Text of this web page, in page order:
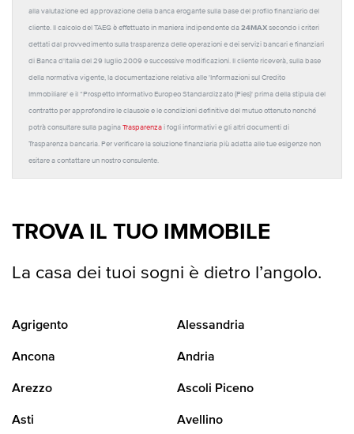
alla valutazione ed approvazione della banca erogante sulla base del profilo finanziario del
cliente. Il calcolo del TAEG è effettuato in maniera indipendente da 24MAX secondo i criteri
dettati dal provvedimento sulla trasparenza delle operazioni e dei servizi bancari e finanziari
di Banca d'Italia del 29 luglio 2009 e successive modificazioni. Il cliente riceverà, sulla base
della normativa vigente, la documentazione relativa alle 'Informazioni sul Credito
Immobiliare' e il “Prospetto Informativo Europeo Standardizzato (Pies)' prima della stipula del
contratto per approfondire le clausole e le condizioni definitive del mutuo ottenuto nonché
potrà consultare sulla pagina Trasparenza i fogli informativi e gli altri documenti di
Trasparenza bancaria. Per verificare la soluzione finanziaria più adatta alle tue esigenze non
esitare a contattare un nostro consulente.
TROVA IL TUO IMMOBILE
La casa dei tuoi sogni è dietro l’angolo.
Agrigento Alessandria
Ancona Andria
Arezzo Ascoli Piceno
Asti Avellino